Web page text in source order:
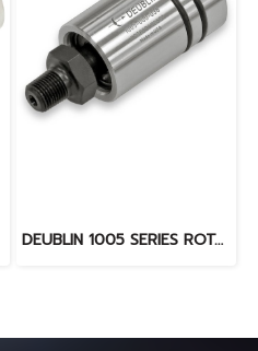
DEUBLIN 1005 SERIES ROTARY JOINT